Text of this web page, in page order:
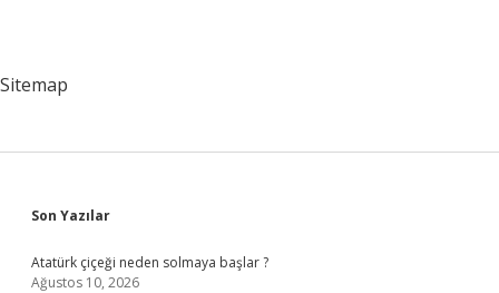
Sitemap
Sidebar
Son Yazılar
Atatürk çiçeği neden solmaya başlar ?
Ağustos 10, 2026